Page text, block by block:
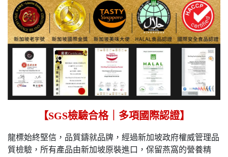
【SGS檢驗合格｜多項國際認證】
龍標始終堅信，品質鑄就品牌，經過新加坡政府權威管理品
質檢驗，所有產品由新加坡原裝進口，保留燕窩的營養精